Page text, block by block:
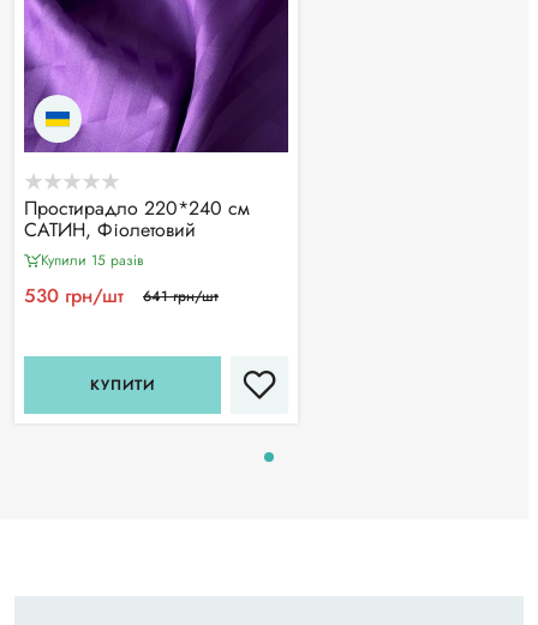
Простирадло 220*240 см
САТИН, Фіолетовий
Купили 15 разiв
530 грн/шт 641 грн/шт
КУПИТИ